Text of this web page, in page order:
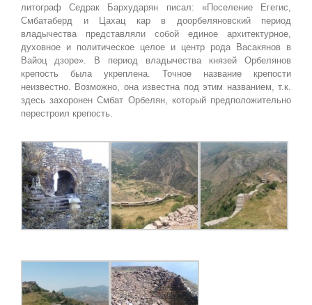
литограф Седрак Бархударян писал: «Поселение Егегис,
Смбатаберд и Цахац кар в доорбеляновский период
владычества представляли собой единое архитектурное,
духовное и политическое целое и центр рода Васакянов в
Вайоц дзоре». В период владычества князей Орбелянов
крепость была укреплена. Точное название крепости
неизвестно. Возможно, она известна под этим названием, т.к.
здесь захоронен Смбат Орбелян, который предположительно
перестроил крепость.